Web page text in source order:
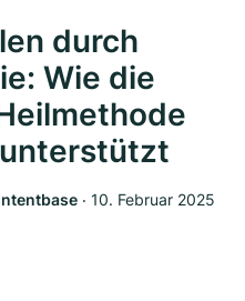
durch
Wie die
‧ 10. Februar 2025